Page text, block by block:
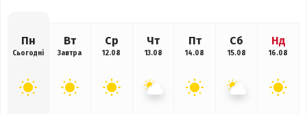
Пн
Сьогодні
Вт
Завтра
Ср
12.08
Чт
13.08
Пт
14.08
Сб
15.08
Нд
16.08